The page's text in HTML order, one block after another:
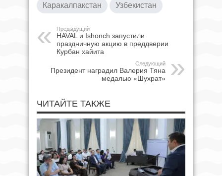
Каракалпакстан Узбекистан
Предыдущий
HAVAL и Ishonch запустили
праздничную акцию в преддверии
Курбан хайита
Следующий
Президент наградил Валерия Тяна
медалью «Шухрат»
ЧИТАЙТЕ ТАКЖЕ